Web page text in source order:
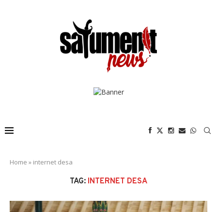
Home » internet desa
TAG: INTERNET DESA